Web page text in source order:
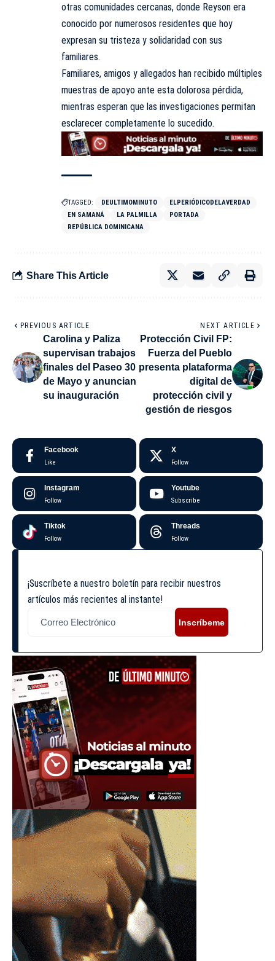
otras comunidades cercanas, donde Reyson era
conocido por numerosos residentes que hoy
expresan su tristeza y solidaridad con sus
familiares.
Familiares, amigos y allegados han recibido múltiples
muestras de apoyo ante esta dolorosa pérdida,
mientras esperan que las investigaciones permitan
esclarecer completamente lo sucedido.
TAGGED: DEULTIMOMINUTO
ELPERIÓDICODELAVERDAD
EN SAMANÁ
LA PALMILLA
PORTADA
REPÚBLICA DOMINICANA
Share This Article
PREVIOUS ARTICLE
Carolina y Paliza
supervisan trabajos
finales del Paseo 30
de Mayo y anuncian
su inauguración
NEXT ARTICLE
Protección Civil FP:
Fuerza del Pueblo
presenta plataforma
digital de
protección civil y
gestión de riesgos
Facebook
Like
X
Follow
Instagram
Follow
Youtube
Subscribe
Tiktok
Follow
Threads
Follow
¡Suscríbete a nuestro boletín para recibir nuestros
artículos más recientes al instante!
Inscríbeme